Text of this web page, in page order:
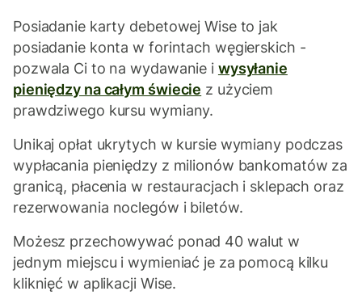
Posiadanie karty debetowej Wise to jak
posiadanie konta w forintach węgierskich -
pozwala Ci to na wydawanie i wysyłanie
pieniędzy na całym świecie z użyciem
prawdziwego kursu wymiany.
Unikaj opłat ukrytych w kursie wymiany podczas
wypłacania pieniędzy z milionów bankomatów za
granicą, płacenia w restauracjach i sklepach oraz
rezerwowania noclegów i biletów.
Możesz przechowywać ponad 40 walut w
jednym miejscu i wymieniać je za pomocą kilku
kliknięć w aplikacji Wise.